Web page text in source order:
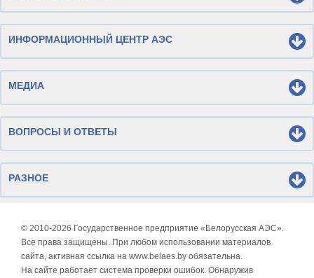
ИНФОРМАЦИОННЫЙ ЦЕНТР АЭС
МЕДИА
ВОПРОСЫ И ОТВЕТЫ
РАЗНОЕ
© 2010-2026 Государственное предприятие «Белорусская АЭС».
Все права защищены. При любом использовании материалов
сайта, активная ссылка на www.belaes.by обязательна.
На сайте работает система проверки ошибок. Обнаружив